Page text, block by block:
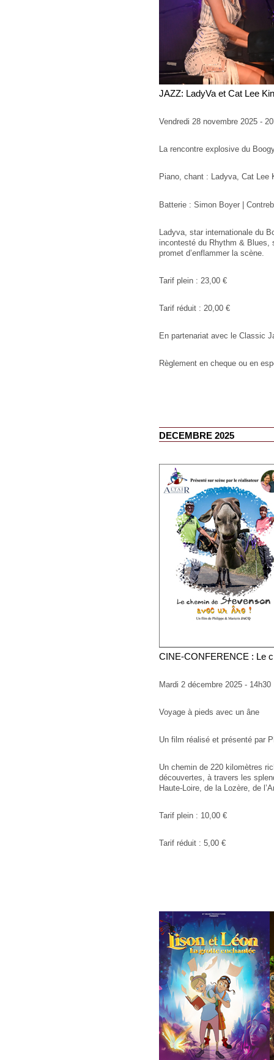
JAZZ: LadyVa et Cat Lee
Vendredi 28 novembre 2025 -
La rencontre explosive du
Piano, chant : Ladyva, Cat Lee
Batterie : Simon Boyer |
Ladyva, star internationale du
incontesté du Rhythm & Blues,
promet d’enflammer la scène.
Tarif plein : 23,00 €
Tarif réduit : 20,00 €
En partenariat avec le Classic
Règlement en cheque ou en
DECEMBRE 2025
CINE-CONFERENCE : Le
Mardi 2 décembre 2025 - 14h30
Voyage à pieds avec un âne
Un film réalisé et présenté par
Un chemin de 220 kilomètres
découvertes, à travers les
Haute-Loire, de la Lozère, de
Tarif plein : 10,00 €
Tarif réduit : 5,00 €